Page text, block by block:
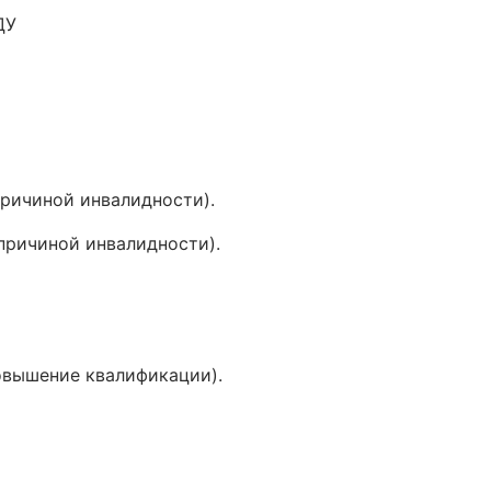
инвалидности).
инвалидности).
квалификации).